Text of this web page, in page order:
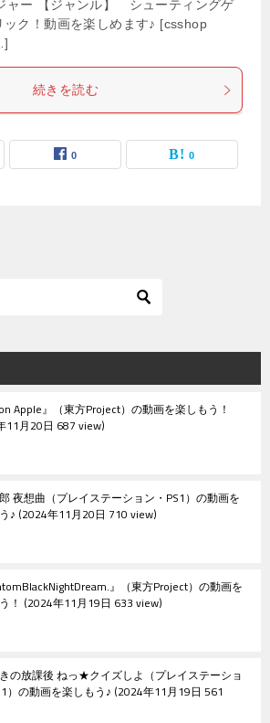
ャー 【ジャンル】 シューティングゲ
ック！動画を楽しめます♪ [csshop
続きを読む
0 0
Apple』（東方Project）の動画を楽しもう！
11月20日 687 view
夜想曲（プレイステーション・PS1）の動画を
♪ 2024年11月20日 710 view
』（東方Project）の動画を
！ 2024年11月19日 633 view
の放課後 ねっ★クイズしよ（プレイステーショ
）の動画を楽しもう♪ 2024年11月19日 561